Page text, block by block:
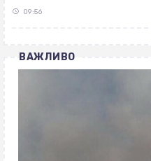
09:56
ВАЖЛИВО